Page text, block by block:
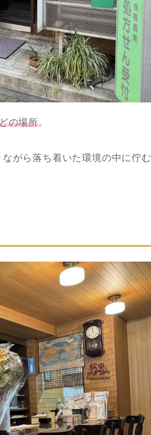
の場所。
がら落ち着いた環境の中に佇む